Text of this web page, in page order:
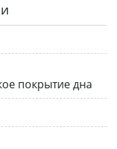
покрытие дна